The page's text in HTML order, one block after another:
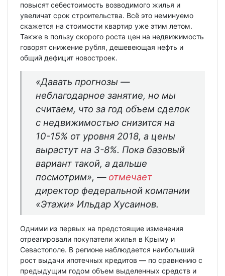
повысят себестоимость возводимого жилья и
увеличат срок строительства. Всё это неминуемо
скажется на стоимости квартир уже этим летом.
Также в пользу скорого роста цен на недвижимость
говорят снижение рубля, дешевеющая нефть и
общий дефицит новостроек.
«Давать прогнозы —
неблагодарное занятие, но мы
считаем, что за год объем сделок
с недвижимостью снизится на
10-15% от уровня 2018, а цены
вырастут на 3-8%. Пока базовый
вариант такой, а дальше
посмотрим», — отмечает
директор федеральной компании
«Этажи» Ильдар Хусаинов.
Одними из первых на предстоящие изменения
отреагировали покупатели жилья в Крыму и
Севастополе. В регионе наблюдается наибольший
рост выдачи ипотечных кредитов — по сравнению с
предыдущим годом объем выделенных средств и